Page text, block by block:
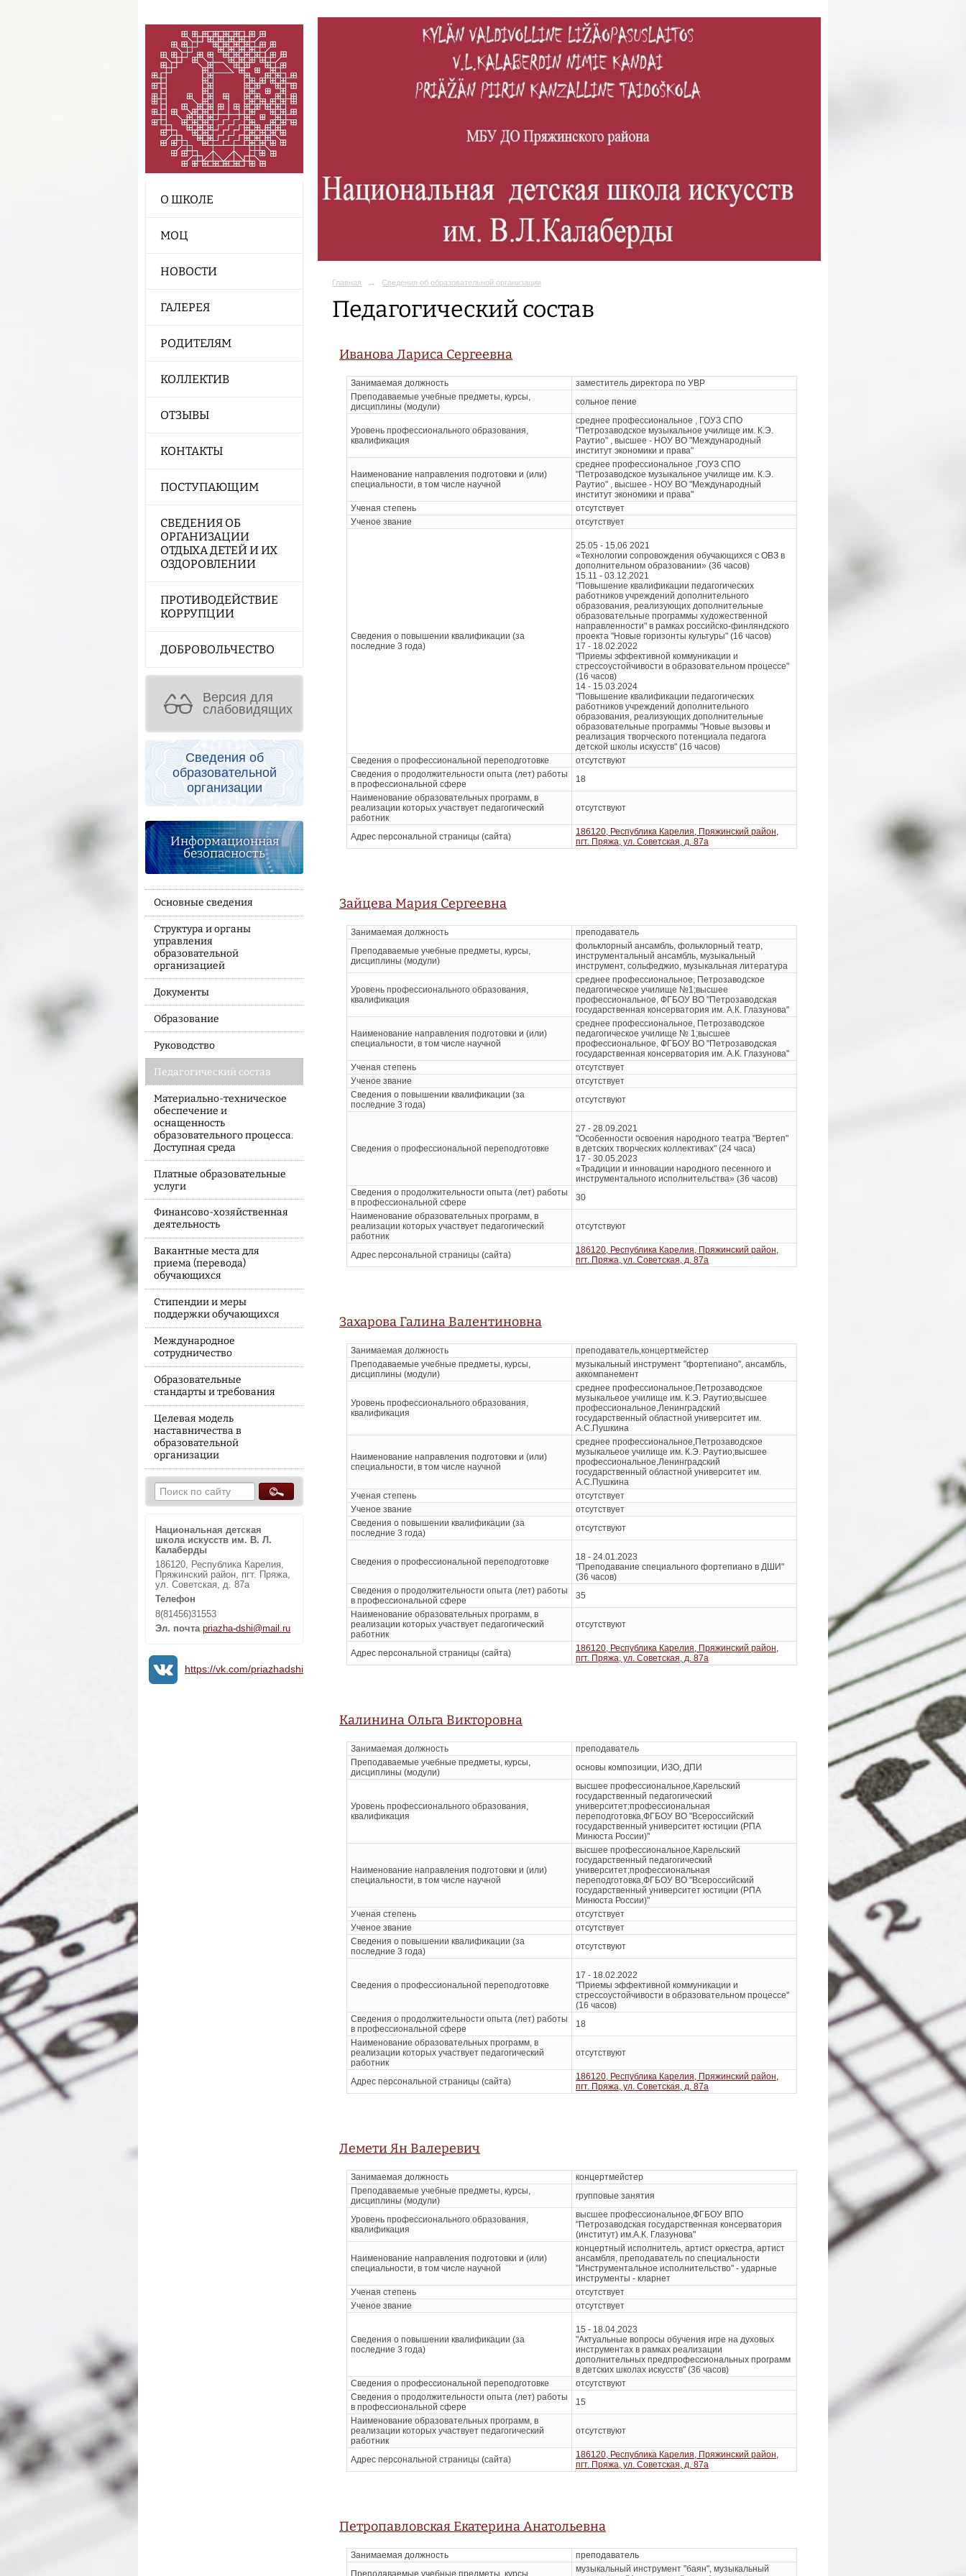
О ШКОЛЕ
МОЦ
НОВОСТИ
ГАЛЕРЕЯ
РОДИТЕЛЯМ
КОЛЛЕКТИВ
ОТЗЫВЫ
КОНТАКТЫ
ПОСТУПАЮЩИМ
СВЕДЕНИЯ ОБ
ОРГАНИЗАЦИИ
ОТДЫХА ДЕТЕЙ И ИХ
ОЗДОРОВЛЕНИИ
ПРОТИВОДЕЙСТВИЕ
КОРРУПЦИИ
ДОБРОВОЛЬЧЕСТВО
Версия для
слабовидящих
Сведения об
образовательной
организации
Информационная
безопасность
Основные сведения
Структура и органы
управления
образовательной
организацией
Документы
Образование
Руководство
Педагогический состав
Материально-техническое
обеспечение и
оснащенность
образовательного процесса.
Доступная среда
Платные образовательные
услуги
Финансово-хозяйственная
деятельность
Вакантные места для
приема (перевода)
обучающихся
Стипендии и меры
поддержки обучающихся
Международное
сотрудничество
Образовательные
стандарты и требования
Целевая модель
наставничества в
образовательной
организации
Национальная детская
школа искусств им. В. Л.
Калаберды
186120, Республика Карелия,
Пряжинский район, пгт. Пряжа,
ул. Советская, д. 87а
Телефон
8(81456)31553
Эл. почта priazha-dshi@mail.ru
https://vk.com/priazhadshi
Главная → Сведения об образовательной организации
Педагогический состав
Иванова Лариса Сергеевна
Занимаемая должность
заместитель директора по УВР
Преподаваемые учебные предметы, курсы,
дисциплины (модули)
сольное пение
Уровень профессионального образования,
квалификация
среднее профессиональное , ГОУЗ СПО
"Петрозаводское музыкальное училище им. К.Э.
Раутио" , высшее - НОУ ВО "Международный
институт экономики и права"
Наименование направления подготовки и (или)
специальности, в том числе научной
среднее профессиональное ,ГОУЗ СПО
"Петрозаводское музыкальное училище им. К.Э.
Раутио" , высшее - НОУ ВО "Международный
институт экономики и права"
Ученая степень
отсутствует
Ученое звание
отсутствует
Сведения о повышении квалификации (за
последние 3 года)
25.05 - 15.06 2021
«Технологии сопровождения обучающихся с ОВЗ в
дополнительном образовании» (36 часов)
15.11 - 03.12.2021
"Повышение квалификации педагогических
работников учреждений дополнительного
образования, реализующих дополнительные
образовательные программы художественной
направленности" в рамках российско-финляндского
проекта "Новые горизонты культуры" (16 часов)
17 - 18.02.2022
"Приемы эффективной коммуникации и
стрессоустойчивости в образовательном процессе"
(16 часов)
14 - 15.03.2024
"Повышение квалификации педагогических
работников учреждений дополнительного
образования, реализующих дополнительные
образовательные программы "Новые вызовы и
реализация творческого потенциала педагога
детской школы искусств" (16 часов)
Сведения о профессиональной переподготовке
отсутствуют
Сведения о продолжительности опыта (лет) работы
в профессиональной сфере
18
Наименование образовательных программ, в
реализации которых участвует педагогический
работник
отсутствуют
Адрес персональной страницы (сайта)
186120, Республика Карелия, Пряжинский район,
пгт. Пряжа, ул. Советская, д. 87а
Зайцева Мария Сергеевна
Занимаемая должность
преподаватель
Преподаваемые учебные предметы, курсы,
дисциплины (модули)
фольклорный ансамбль, фольклорный театр,
инструментальный ансамбль, музыкальный
инструмент, сольфеджио, музыкальная литература
Уровень профессионального образования,
квалификация
среднее профессиональное, Петрозаводское
педагогическое училище №1;высшее
профессиональное, ФГБОУ ВО "Петрозаводская
государственная консерватория им. А.К. Глазунова"
Наименование направления подготовки и (или)
специальности, в том числе научной
среднее профессиональное, Петрозаводское
педагогическое училище № 1;высшее
профессиональное, ФГБОУ ВО "Петрозаводская
государственная консерватория им. А.К. Глазунова"
Ученая степень
отсутствует
Ученое звание
отсутствует
Сведения о повышении квалификации (за
последние 3 года)
отсутствуют
Сведения о профессиональной переподготовке
27 - 28.09.2021
"Особенности освоения народного театра "Вертеп"
в детских творческих коллективах" (24 часа)
17 - 30.05.2023
«Традиции и инновации народного песенного и
инструментального исполнительства» (36 часов)
Сведения о продолжительности опыта (лет) работы
в профессиональной сфере
30
Наименование образовательных программ, в
реализации которых участвует педагогический
работник
отсутствуют
Адрес персональной страницы (сайта)
186120, Республика Карелия, Пряжинский район,
пгт. Пряжа, ул. Советская, д. 87а
Захарова Галина Валентиновна
Занимаемая должность
преподаватель,концертмейстер
Преподаваемые учебные предметы, курсы,
дисциплины (модули)
музыкальный инструмент "фортепиано", ансамбль,
аккомпанемент
Уровень профессионального образования,
квалификация
среднее профессиональное,Петрозаводское
музыкальеое училище им. К.Э. Раутио;высшее
профессиональное,Ленинградский
государственный областной университет им.
А.С.Пушкина
Наименование направления подготовки и (или)
специальности, в том числе научной
среднее профессиональное,Петрозаводское
музыкальеое училище им. К.Э. Раутио;высшее
профессиональное,Ленинградский
государственный областной университет им.
А.С.Пушкина
Ученая степень
отсутствует
Ученое звание
отсутствует
Сведения о повышении квалификации (за
последние 3 года)
отсутствуют
Сведения о профессиональной переподготовке
18 - 24.01.2023
"Преподавание специального фортепиано в ДШИ"
(36 часов)
Сведения о продолжительности опыта (лет) работы
в профессиональной сфере
35
Наименование образовательных программ, в
реализации которых участвует педагогический
работник
отсутствуют
Адрес персональной страницы (сайта)
186120, Республика Карелия, Пряжинский район,
пгт. Пряжа, ул. Советская, д. 87а
Калинина Ольга Викторовна
Занимаемая должность
преподаватель
Преподаваемые учебные предметы, курсы,
дисциплины (модули)
основы композиции, ИЗО, ДПИ
Уровень профессионального образования,
квалификация
высшее профессиональное,Карельский
государственный педагогический
университет;профессиональная
переподготовка,ФГБОУ ВО "Всероссийский
государственный университет юстиции (РПА
Минюста России)"
Наименование направления подготовки и (или)
специальности, в том числе научной
высшее профессиональное,Карельский
государственный педагогический
университет;профессиональная
переподготовка,ФГБОУ ВО "Всероссийский
государственный университет юстиции (РПА
Минюста России)"
Ученая степень
отсутствует
Ученое звание
отсутствует
Сведения о повышении квалификации (за
последние 3 года)
отсутствуют
Сведения о профессиональной переподготовке
17 - 18.02.2022
"Приемы эффективной коммуникации и
стрессоустойчивости в образовательном процессе"
(16 часов)
Сведения о продолжительности опыта (лет) работы
в профессиональной сфере
18
Наименование образовательных программ, в
реализации которых участвует педагогический
работник
отсутствуют
Адрес персональной страницы (сайта)
186120, Республика Карелия, Пряжинский район,
пгт. Пряжа, ул. Советская, д. 87а
Лемети Ян Валеревич
Занимаемая должность
концертмейстер
Преподаваемые учебные предметы, курсы,
дисциплины (модули)
групповые занятия
Уровень профессионального образования,
квалификация
высшее профессиональное,ФГБОУ ВПО
"Петрозаводская государственная консерватория
(институт) им.А.К. Глазунова"
Наименование направления подготовки и (или)
специальности, в том числе научной
концертный исполнитель, артист оркестра, артист
ансамбля, преподаватель по специальности
"Инструментальное исполнительство" - ударные
инструменты - кларнет
Ученая степень
отсутствует
Ученое звание
отсутствует
Сведения о повышении квалификации (за
последние 3 года)
15 - 18.04.2023
"Актуальные вопросы обучения игре на духовых
инструментах в рамках реализации
дополнительных предпрофессиональных программ
в детских школах искусств" (36 часов)
Сведения о профессиональной переподготовке
отсутствуют
Сведения о продолжительности опыта (лет) работы
в профессиональной сфере
15
Наименование образовательных программ, в
реализации которых участвует педагогический
работник
отсутствуют
Адрес персональной страницы (сайта)
186120, Республика Карелия, Пряжинский район,
пгт. Пряжа, ул. Советская, д. 87а
Петропавловская Екатерина Анатольевна
Занимаемая должность
преподаватель
Преподаваемые учебные предметы, курсы,
музыкальный инструмент "баян", музыкальный